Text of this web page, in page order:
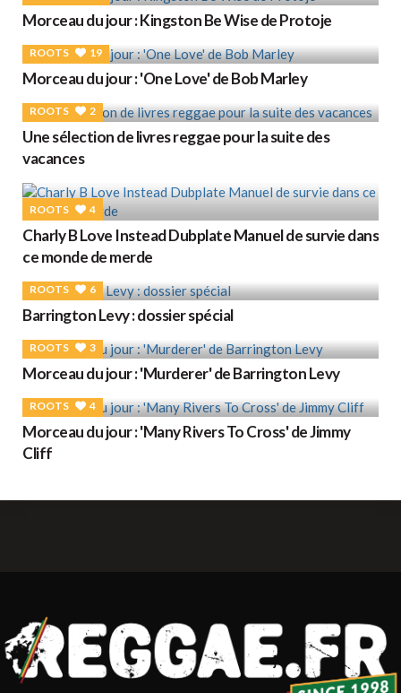
Morceau du jour : Kingston Be Wise de Protoje
ROOTS 19
Morceau du jour : 'One Love' de Bob Marley
ROOTS 2
Une sélection de livres reggae pour la suite des
vacances
ROOTS 4
Charly B Love Instead Dubplate Manuel de survie dans
ce monde de merde
ROOTS 6
Barrington Levy : dossier spécial
ROOTS 3
Morceau du jour : 'Murderer' de Barrington Levy
ROOTS 4
Morceau du jour : 'Many Rivers To Cross' de Jimmy
Cliff